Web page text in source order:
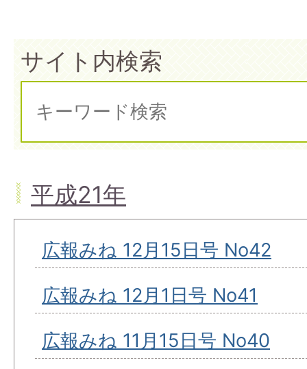
サイト内検索
平成21年
広報みね 12月15日号 No42
広報みね 12月1日号 No41
広報みね 11月15日号 No40